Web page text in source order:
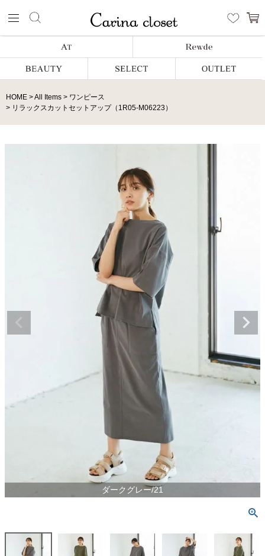
HOME All Items
ワンピース
リラックスカットセットアップ（1R05-M06223）
ダークグレー/21